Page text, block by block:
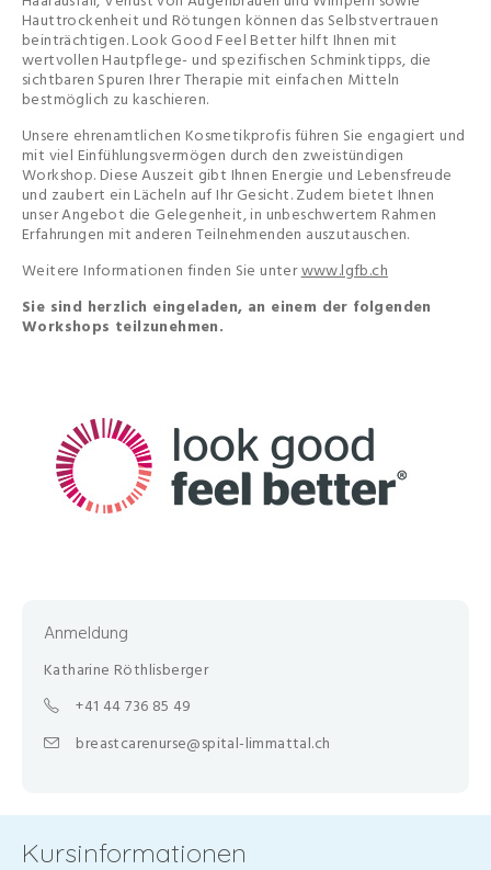
Hauttrockenheit und Rötungen können das Selbstvertrauen
beinträchtigen. Look Good Feel Better hilft Ihnen mit
wertvollen Hautpflege- und spezifischen Schminktipps, die
sichtbaren Spuren Ihrer Therapie mit einfachen Mitteln
bestmöglich zu kaschieren.
Unsere ehrenamtlichen Kosmetikprofis führen Sie engagiert und
mit viel Einfühlungsvermögen durch den zweistündigen
Workshop. Diese Auszeit gibt Ihnen Energie und Lebensfreude
und zaubert ein Lächeln auf Ihr Gesicht. Zudem bietet Ihnen
unser Angebot die Gelegenheit, in unbeschwertem Rahmen
Erfahrungen mit anderen Teilnehmenden auszutauschen.
Weitere Informationen finden Sie unterwww.lgfb.ch
Sie sind herzlich eingeladen, an einem der folgenden
Workshops teilzunehmen.
Anmeldung
Katharine Röthlisberger
+41 44 736 85 49
breastcarenurse@spital-limmattal.ch
Kursinformationen